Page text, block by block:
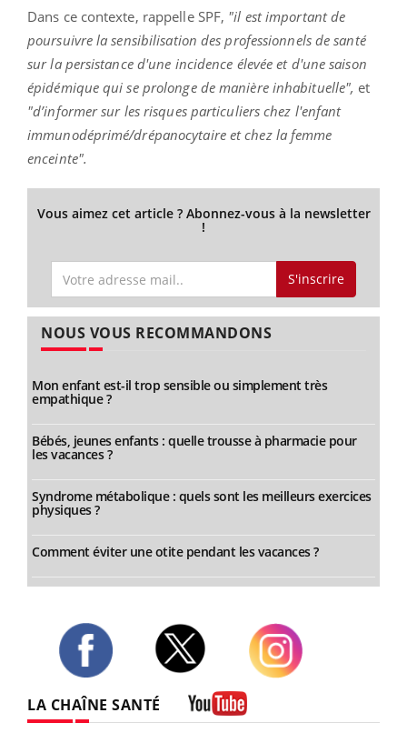
Dans ce contexte, rappelle SPF, "il est important de
poursuivre la sensibilisation des professionnels de santé
sur la persistance d'une incidence élevée et d'une saison
épidémique qui se prolonge de manière inhabituelle", et
"d’informer sur les risques particuliers chez l'enfant
immunodéprimé/drépanocytaire et chez la femme
enceinte".
Vous aimez cet article ? Abonnez-vous à la newsletter
!
S'inscrire
NOUS VOUS RECOMMANDONS
Mon enfant est-il trop sensible ou simplement très
empathique ?
Bébés, jeunes enfants : quelle trousse à pharmacie pour
les vacances ?
Syndrome métabolique : quels sont les meilleurs exercices
physiques ?
Comment éviter une otite pendant les vacances ?
LA CHAÎNE SANTÉ